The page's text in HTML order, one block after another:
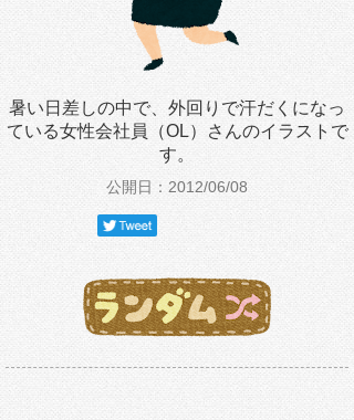
暑い日差しの中で、外回りで汗だくになっ
ている女性会社員（OL）さんのイラストで
す。
公開日：2012/06/08